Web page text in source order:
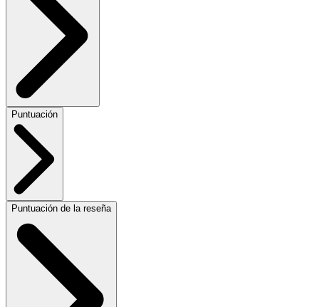
Puntuación
Puntuación de la reseña